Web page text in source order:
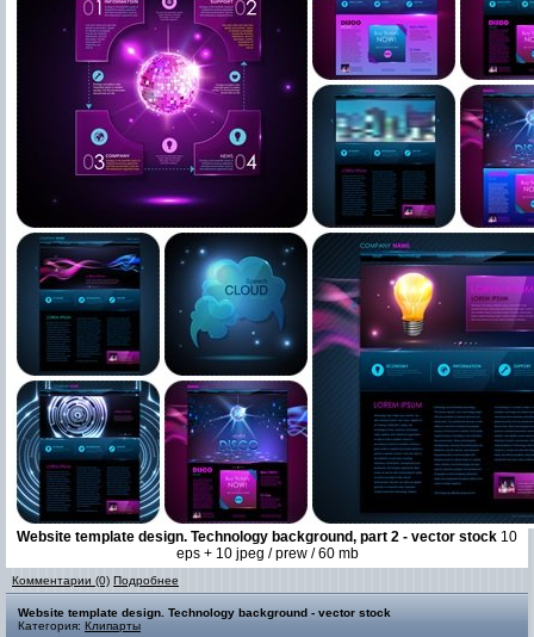
Website template design. Technology background, part 2 - vector stock 10
eps + 10 jpeg / prew / 60 mb
Комментарии (0) Подробнее
Website template design. Technology background - vector stock
Категория: Клипарты